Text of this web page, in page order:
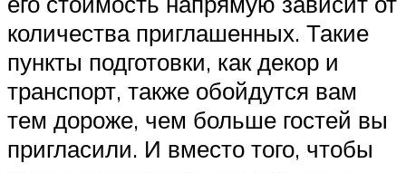
количества приглашенных. Такие
пункты подготовки, как декор и
транспорт, также обойдутся вам
тем дороже, чем больше гостей вы
пригласили. И вместо того, чтобы